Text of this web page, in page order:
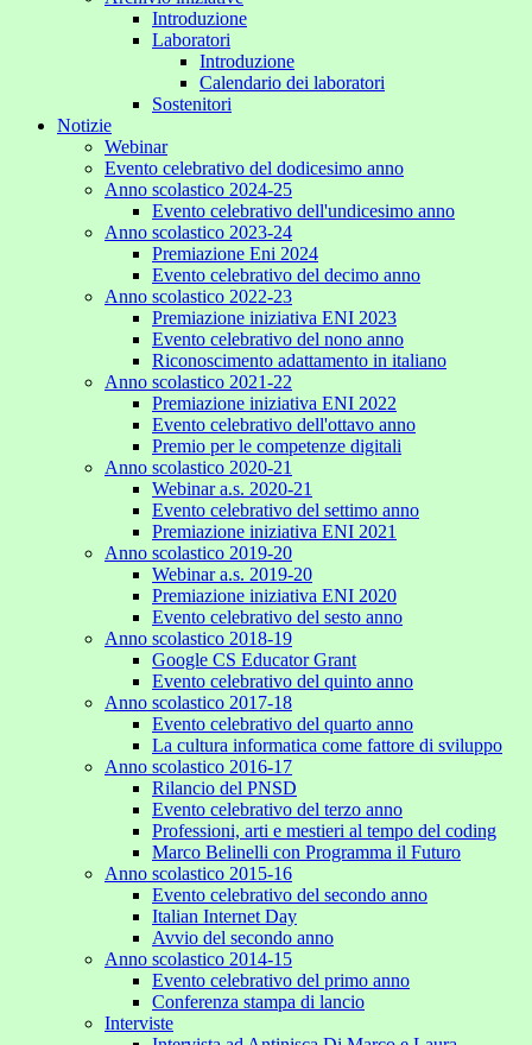
Introduzione
Laboratori
Introduzione
Calendario dei laboratori
Sostenitori
Notizie
Webinar
Evento celebrativo del dodicesimo anno
Anno scolastico 2024-25
Evento celebrativo dell'undicesimo anno
Anno scolastico 2023-24
Premiazione Eni 2024
Evento celebrativo del decimo anno
Anno scolastico 2022-23
Premiazione iniziativa ENI 2023
Evento celebrativo del nono anno
Riconoscimento adattamento in italiano
Anno scolastico 2021-22
Premiazione iniziativa ENI 2022
Evento celebrativo dell'ottavo anno
Premio per le competenze digitali
Anno scolastico 2020-21
Webinar a.s. 2020-21
Evento celebrativo del settimo anno
Premiazione iniziativa ENI 2021
Anno scolastico 2019-20
Webinar a.s. 2019-20
Premiazione iniziativa ENI 2020
Evento celebrativo del sesto anno
Anno scolastico 2018-19
Google CS Educator Grant
Evento celebrativo del quinto anno
Anno scolastico 2017-18
Evento celebrativo del quarto anno
La cultura informatica come fattore di sviluppo
Anno scolastico 2016-17
Rilancio del PNSD
Evento celebrativo del terzo anno
Professioni, arti e mestieri al tempo del coding
Marco Belinelli con Programma il Futuro
Anno scolastico 2015-16
Evento celebrativo del secondo anno
Italian Internet Day
Avvio del secondo anno
Anno scolastico 2014-15
Evento celebrativo del primo anno
Conferenza stampa di lancio
Interviste